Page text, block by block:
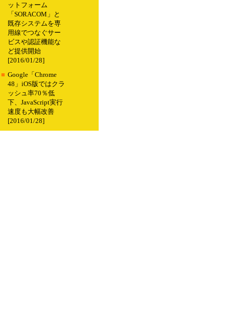
ットフォーム
「SORACOM」と
既存システムを専
用線でつなぐサー
ビスや認証機能な
ど提供開始
[2016/01/28]
■ Google「Chrome
48」iOS版ではクラ
ッシュ率70％低
下、JavaScript実行
速度も大幅改善
[2016/01/28]